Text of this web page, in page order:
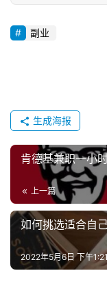
副业
生成海报
肯德基兼职一小
上一篇
如何挑选适合自
2022年5月6日 下午